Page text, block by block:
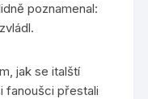
poznamenal:
jak se italští
fanoušci přestali